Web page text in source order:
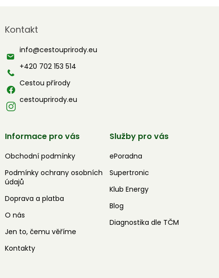
p
t
Kontakt
info@cestouprirody.eu
+420 702 153 514
Cestou přírody
cestouprirody.eu
Informace pro vás
Obchodní podmínky
Podmínky ochrany osobních
údajů
Doprava a platba
O nás
Jen to, čemu věříme
Kontakty
Služby pro vás
ePoradna
Supertronic
Klub Energy
Blog
Diagnostika dle TČM